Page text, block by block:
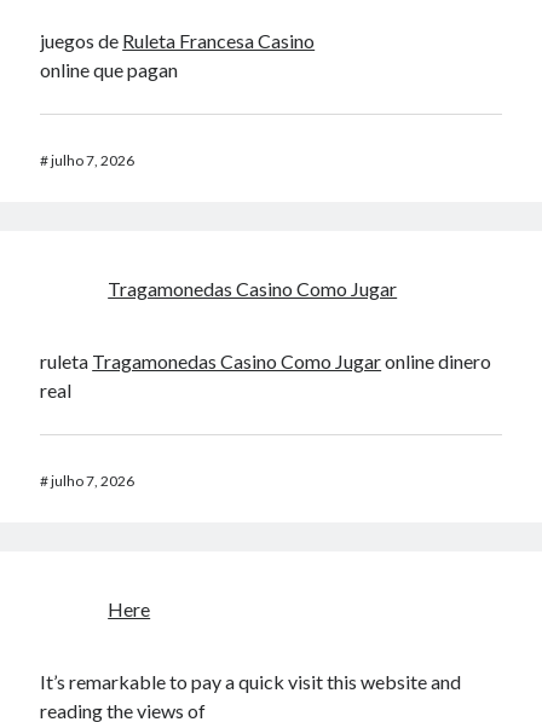
juegos de Ruleta Francesa Casino
online que pagan
#julho 7, 2026
Tragamonedas Casino Como Jugar
ruleta Tragamonedas Casino Como Jugaronline dinero
real
#julho 7, 2026
Here
It’s remarkable to pay a quick visit this website and
reading the views of